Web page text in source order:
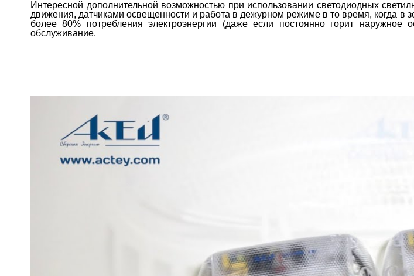
Интересной дополнительной возможностью при использовании светодиодных
движения, датчиками освещенности и работа в дежурном режиме в то время, когда
более 80% потребления электроэнергии (даже если постоянно горит
обслуживание.